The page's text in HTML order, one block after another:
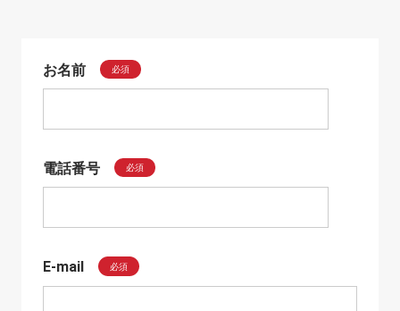
お名前 必須
電話番号 必須
E-mail 必須